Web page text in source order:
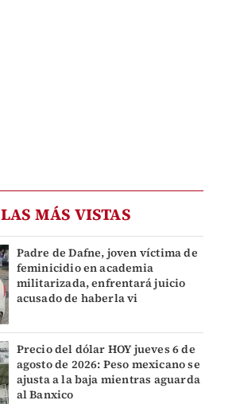
LAS MÁS VISTAS
Padre de Dafne, joven víctima de
feminicidio en academia
militarizada, enfrentará juicio
acusado de haberla vi
Precio del dólar HOY jueves 6 de
agosto de 2026: Peso mexicano se
ajusta a la baja mientras aguarda
al Banxico